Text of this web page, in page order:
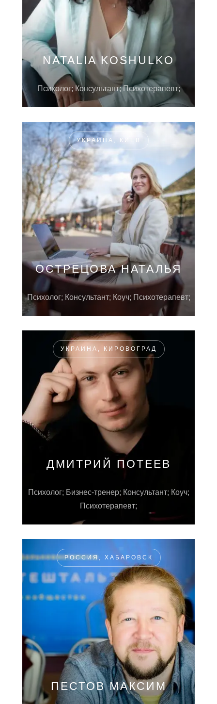
NATALIA KOSHULKO
Психолог; Консультант; Психотерапевт;
УКРАИНА, КИЕВ
ОСТРЕЦОВА НАТАЛЬЯ
Психолог; Консультант; Коуч; Психотерапевт;
УКРАИНА, КИРОВОГРАД
ДМИТРИЙ ПОТЕЕВ
Психолог; Бизнес-тренер; Консультант; Коуч;
Психотерапевт;
РОССИЯ, ХАБАРОВСК
ПЕСТОВ МАКСИМ